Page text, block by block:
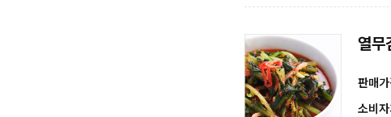
열무
판매
소비